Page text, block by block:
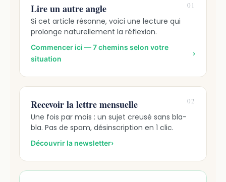
01
Lire un autre angle
Si cet article résonne, voici une lecture qui
prolonge naturellement la réflexion.
Commencer ici — 7 chemins selon votre
situation
›
02
Recevoir la lettre mensuelle
Une fois par mois : un sujet creusé sans bla-
bla. Pas de spam, désinscription en 1 clic.
Découvrir la newsletter›